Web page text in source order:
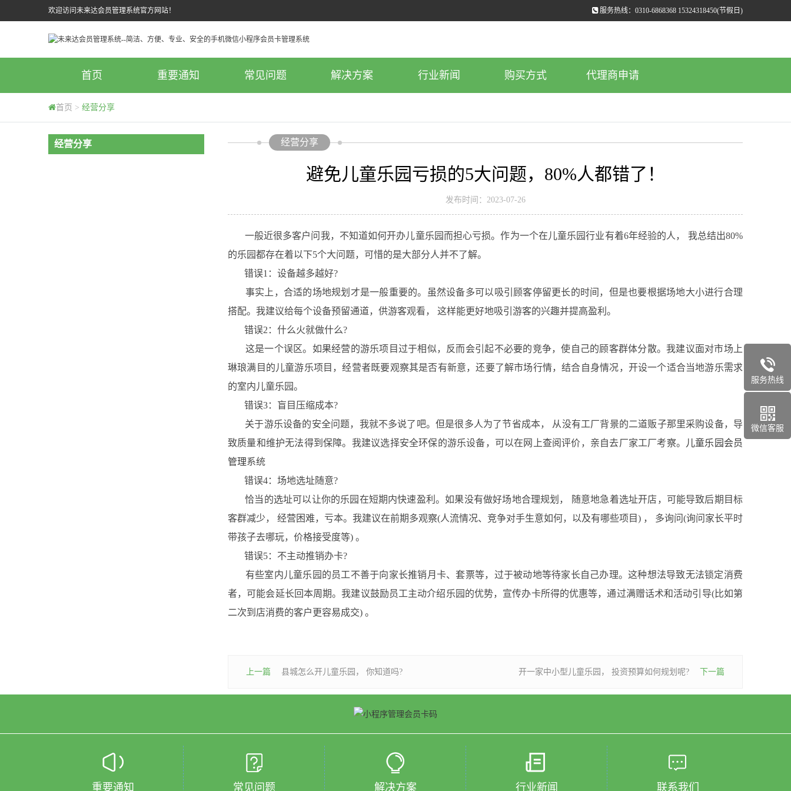
服务热线：0310-6868368 15324318450(节假日)
欢迎访问未来达会员管理系统官方网站！
首页 重要通知 常见问题 解决方案 行业新闻 购买方式 代理商申请
首页 > 经营分享
经营分享 经营分享
避免儿童乐园亏损的5大问题，80%人都错了！
发布时间：2023-07-26
一般近很多客户问我，不知道如何开办儿童乐园而担心亏损。作为一个在儿童乐园行业有着6年经验的人， 我总结出80%
的乐园都存在着以下5个大问题，可惜的是大部分人并不了解。
错误1：设备越多越好?
事实上，合适的场地规划才是一般重要的。虽然设备多可以吸引顾客停留更长的时间，但是也要根据场地大小进行合理
搭配。我建议给每个设备预留通道，供游客观看， 这样能更好地吸引游客的兴趣并提高盈利。
错误2：什么火就做什么?
这是一个误区。如果经营的游乐项目过于相似，反而会引起不必要的竞争，使自己的顾客群体分散。我建议面对市场上
琳琅满目的儿童游乐项目，经营者既要观察其是否有新意，还要了解市场行情，结合自身情况，开设一个适合当地游乐需求
的室内儿童乐园。
错误3：盲目压缩成本?
关于游乐设备的安全问题，我就不多说了吧。但是很多人为了节省成本， 从没有工厂背景的二道贩子那里采购设备，导
致质量和维护无法得到保障。我建议选择安全环保的游乐设备，可以在网上查阅评价，亲自去厂家工厂考察。
儿童乐园会员
管理系统
错误4：场地选址随意?
恰当的选址可以让你的乐园在短期内快速盈利。如果没有做好场地合理规划， 随意地急着选址开店，可能导致后期目标
客群减少， 经营困难，亏本。我建议在前期多观察(人流情况、竞争对手生意如何，以及有哪些项目) ， 多询问(询问家长平时
带孩子去哪玩，价格接受度等) 。
错误5：不主动推销办卡?
有些室内儿童乐园的员工不善于向家长推销月卡、套票等，过于被动地等待家长自己办理。这种想法导致无法锁定消费
者，可能会延长回本周期。我建议鼓励员工主动介绍乐园的优势，宣传办卡所得的优惠等，通过满赠话术和活动引导(比如第
二次到店消费的客户更容易成交) 。
上一篇 县城怎么开儿童乐园， 你知道吗? 下一篇
开一家中小型儿童乐园， 投资预算如何规划呢?
重要通知 常见问题 解决方案 行业新闻 联系我们
服务热线
微信客服